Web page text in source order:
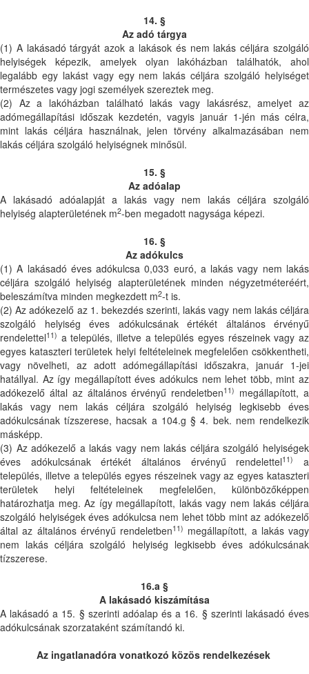
14. §
Az adó tárgya
(1) A lakásadó tárgyát azok a lakások és nem lakás céljára szolgáló
helyiségek képezik, amelyek olyan lakóházban találhatók, ahol
legalább egy lakást vagy egy nem lakás céljára szolgáló helyiséget
természetes vagy jogi személyek szereztek meg.
(2) Az a lakóházban található lakás vagy lakásrész, amelyet az
adómegállapítási időszak kezdetén, vagyis január 1-jén más célra,
mint lakás céljára használnak, jelen törvény alkalmazásában nem
lakás céljára szolgáló helyiségnek minősül.
15. §
Az adóalap
A lakásadó adóalapját a lakás vagy nem lakás céljára szolgáló
helyiség alapterületének m2-ben megadott nagysága képezi.
16. §
Az adókulcs
(1) A lakásadó éves adókulcsa 0,033 euró, a lakás vagy nem lakás
céljára szolgáló helyiség alapterületének minden négyzetméteréért,
beleszámítva minden megkezdett m2-t is.
(2) Az adókezelő az 1. bekezdés szerinti, lakás vagy nem lakás céljára
szolgáló helyiség éves adókulcsának értékét általános érvényű
rendelettel11) a település, illetve a település egyes részeinek vagy az
egyes kataszteri területek helyi feltételeinek megfelelően csökkentheti,
vagy növelheti, az adott adómegállapítási időszakra, január 1-jei
hatállyal. Az így megállapított éves adókulcs nem lehet több, mint az
adókezelő által az általános érvényű rendeletben11) megállapított, a
lakás vagy nem lakás céljára szolgáló helyiség legkisebb éves
adókulcsának tízszerese, hacsak a 104.g § 4. bek. nem rendelkezik
másképp.
(3) Az adókezelő a lakás vagy nem lakás céljára szolgáló helyiségek
éves adókulcsának értékét általános érvényű rendelettel11)
a
település, illetve a település egyes részeinek vagy az egyes kataszteri
területek helyi feltételeinek megfelelően, különbözőképpen
határozhatja meg. Az így megállapított, lakás vagy nem lakás céljára
szolgáló helyiségek éves adókulcsa nem lehet több mint az adókezelő
által az általános érvényű rendeletben11) megállapított, a lakás vagy
nem lakás céljára szolgáló helyiség legkisebb éves adókulcsának
tízszerese.
16.a §
A lakásadó kiszámítása
A lakásadó a 15. § szerinti adóalap és a 16. § szerinti lakásadó éves
adókulcsának szorzataként számítandó ki.
Az ingatlanadóra vonatkozó közös rendelkezések